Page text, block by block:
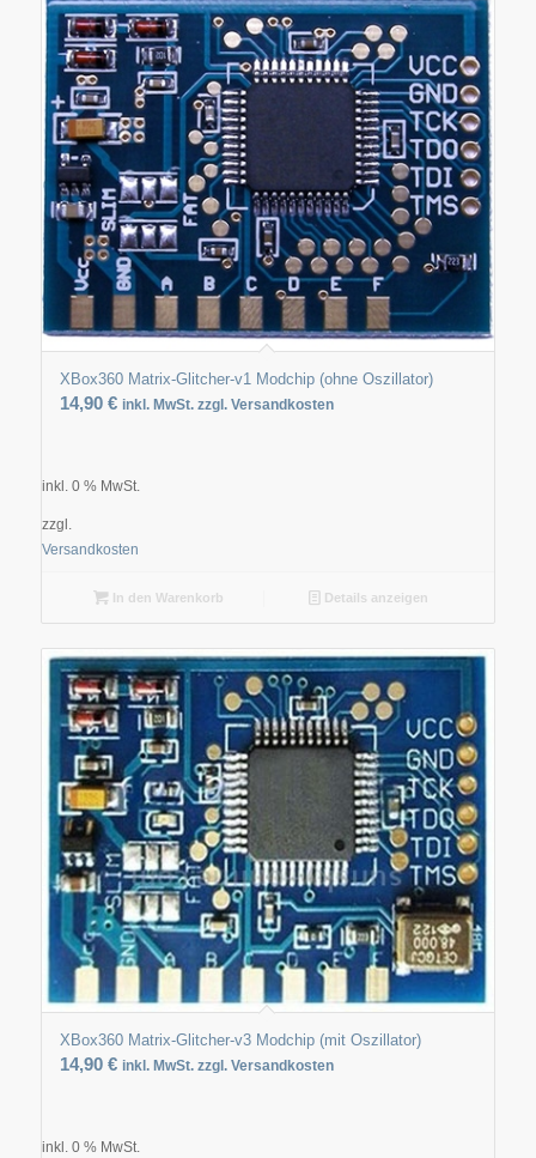
XBox360 Matrix-Glitcher-v1 Modchip (ohne Oszillator)
14,90 € inkl. MwSt. zzgl. Versandkosten
inkl. 0 % MwSt.
zzgl.
Versandkosten
In den Warenkorb Details anzeigen
XBox360 Matrix-Glitcher-v3 Modchip (mit Oszillator)
14,90 € inkl. MwSt. zzgl. Versandkosten
inkl. 0 % MwSt.